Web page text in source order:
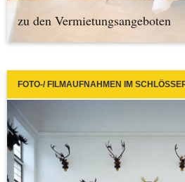
zu den Vermietungsangeboten
FOTO-/ FILMAUFNAHMEN IM